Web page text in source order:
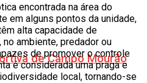
de Campo Mourão
encontrada na área do
em alguns pontos da unidade,
alta capacidade de
ambiente, predador ou
de promover o controle
é considerada uma praga e
local, tornando-se